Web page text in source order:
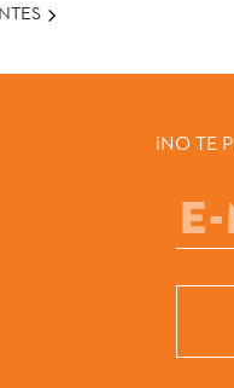
¡NO TE